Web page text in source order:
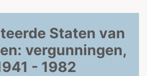
Staten van
vergunningen,
- 1982